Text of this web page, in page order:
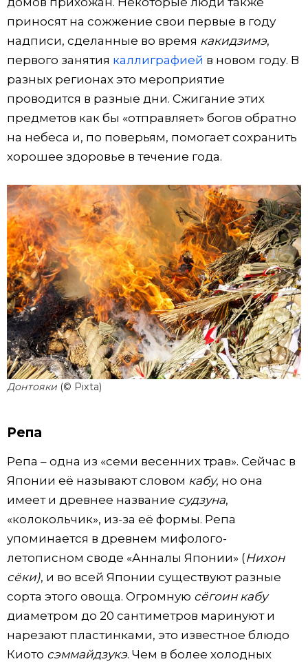
приносят на сожжение свои первые в году
надписи, сделанные во время какидзимэ,
первого занятия каллиграфией в новом году. В
разных регионах это мероприятие
проводится в разные дни. Сжигание этих
предметов как бы «отправляет» богов обратно
на небеса и, по поверьям, помогает сохранить
хорошее здоровье в течение года.
Донтояки(© Pixta)
Репа
Репа – одна из «семи весенних трав». Сейчас в
Японии её называют словом кабу, но она
имеет и древнее название судзуна,
«колокольчик», из-за её формы. Репа
упоминается в древнем мифолого-
летописном своде «Анналы Японии» (Нихон
сёки), и во всей Японии существуют разные
сорта этого овоща. Огромную сёгоин кабу
диаметром до 20 сантиметров маринуют и
нарезают пластинками, это известное блюдо
Киото сэммайдзукэ. Чем в более холодных